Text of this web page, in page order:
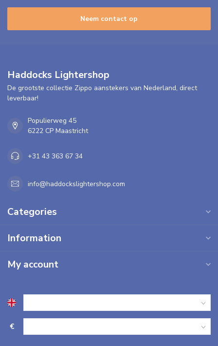
Neem contact op
Haddocks Lightershop
De grootste collectie Zippo aanstekers van Nederland, direct
leverbaar!
Populierweg 45
6222 CP Maastricht
+31 43 363 67 34
info@haddockslightershop.com
Categories
Information
My account
€